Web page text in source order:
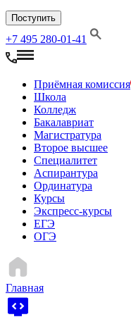
Поступить
+7 495 280-01-41
Приёмная комиссия
Школа
Колледж
Бакалавриат
Магистратура
Второе высшее
Специалитет
Аспирантура
Ординатура
Курсы
Экспресс-курсы
ЕГЭ
ОГЭ
Главная